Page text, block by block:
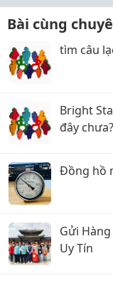
Bài cùng
tìm câu
Bright
đây chưa?
Đồng hồ
Gửi
Uy Tín